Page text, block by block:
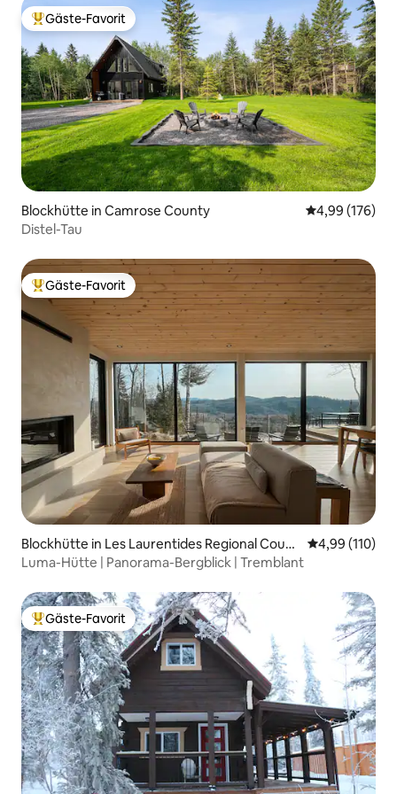
Beliebter Gäste-Favorit.
Gäste-Favorit
Blockhütte in Camrose County
4,99 (176)
Distel-Tau
Beliebter Gäste-Favorit.
Gäste-Favorit
Blockhütte in Les Laurentides Regional Count
y Municipality
4,99 (110)
Luma-Hütte | Panorama-Bergblick | Tremblant
Beliebter Gäste-Favorit.
Gäste-Favorit